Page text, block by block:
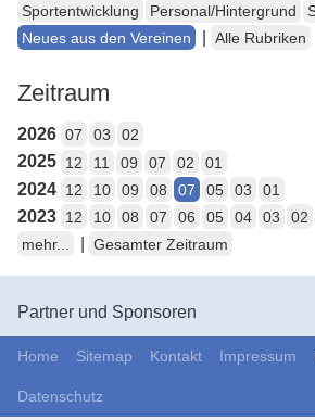
Sportentwicklung
Personal/Hintergrund
Neues aus den Vereinen
Alle Rubriken
Zeitraum
2026 07 03 02
2025 12 11 09 07 02 01
2024 12 10 09 08 07 05 03 01
2023 12 10 08 07 06 05 04 03 02
mehr...
Gesamter Zeitraum
Partner und Sponsoren
Home Sitemap Kontakt Impressum
Datenschutz